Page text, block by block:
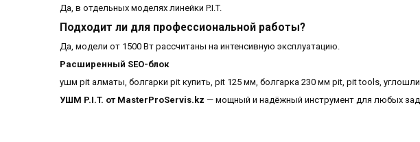
Да, в отдельных моделях линейки P.I.T.
Подходит ли для профессиональной работы?
Да, модели от 1500 Вт рассчитаны на интенсивную эксплуатацию.
Расширенный SEO-блок
ушм pit алматы, болгарки pit купить, pit 125 мм, болгарка 230 мм pit, pit tools,
УШМ P.I.T. от MasterProServis.kz — мощный и надёжный инструмент для любых